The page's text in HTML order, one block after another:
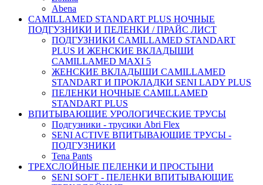
Abena
CAMILLAMED STANDART PLUS НОЧНЫЕ
ПОДГУЗНИКИ И ПЕЛЕНКИ / ПРАЙС ЛИСТ
ПОДГУЗНИКИ CAMILLAMED STANDART
PLUS И ЖЕНСКИЕ ВКЛАДЫШИ
CAMILLAMED MAXI 5
ЖЕНСКИЕ ВКЛАДЫШИ CAMILLAMED
STANDART И ПРОКЛАДКИ SENI LADY PLUS
ПЕЛЕНКИ НОЧНЫЕ CAMILLAMED
STANDART PLUS
ВПИТЫВАЮЩИЕ УРОЛОГИЧЕСКИЕ ТРУСЫ
Подгузники - трусики Abri Flex
SENI ACTIVE ВПИТЫВАЮЩИЕ ТРУСЫ -
ПОДГУЗНИКИ
Tena Pants
ТРЕХСЛОЙНЫЕ ПЕЛЕНКИ И ПРОСТЫНИ
SENI SOFT - ПЕЛЕНКИ ВПИТЫВАЮЩИЕ